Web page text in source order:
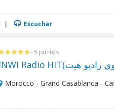
| Escuchar
- 5 puntos
Morocco - Grand Casablanca -